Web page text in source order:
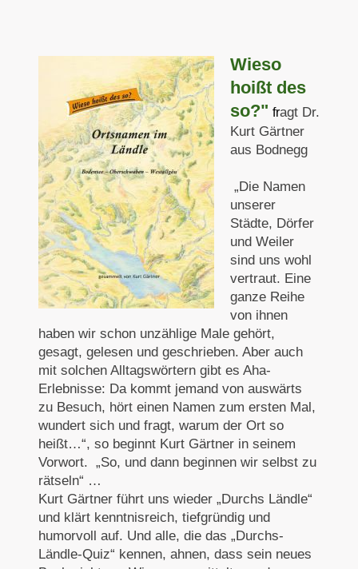
Wieso
hoißt des
so?" fragt Dr.
Kurt Gärtner
aus Bodnegg
„Die Namen
unserer
Städte, Dörfer
und Weiler
sind uns wohl
vertraut. Eine
ganze Reihe
von ihnen
haben wir schon unzählige Male gehört,
gesagt, gelesen und geschrieben. Aber auch
mit solchen Alltagswörtern gibt es Aha-
Erlebnisse: Da kommt jemand von auswärts
zu Besuch, hört einen Namen zum ersten Mal,
wundert sich und fragt, warum der Ort so
heißt…“, so beginnt Kurt Gärtner in seinem
Vorwort. „So, und dann beginnen wir selbst zu
rätseln“ …
Kurt Gärtner führt uns wieder „Durchs Ländle“
und klärt kenntnisreich, tiefgründig und
humorvoll auf. Und alle, die das „Durchs-
Ländle-Quiz“ kennen, ahnen, dass sein neues